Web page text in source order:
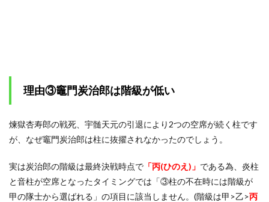
理由③竈門炭治郎は階級が低い
煉獄杏寿郎の戦死、宇髄天元の引退により2つの空席が続く柱です
が、なぜ竈門炭治郎は柱に抜擢されなかったのでしょう。
実は炭治郎の階級は最終決戦時点で 「丙(ひのえ)」 である為、炎柱
と音柱が空席となったタイミングでは「③柱の不在時には階級が
甲の隊士から選ばれる」の項目に該当しません。(階級は甲>乙>丙